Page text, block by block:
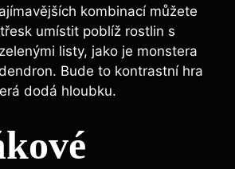
kombinací můžete
umístit poblíž ‌rostlin s
listy, jako ⁣je monstera
Bude to kontrastní ⁤hra
dodá hloubku.